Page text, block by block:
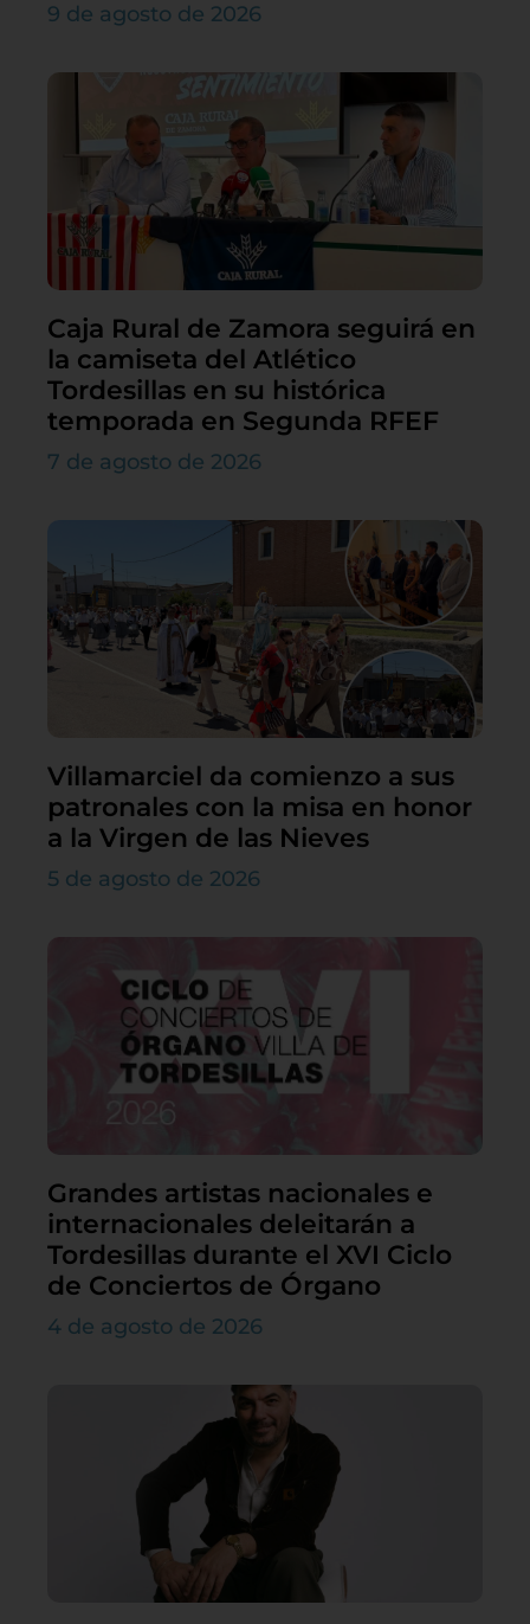
9 de agosto de 2026
Caja Rural de Zamora seguirá en
la camiseta del Atlético
Tordesillas en su histórica
temporada en Segunda RFEF
7 de agosto de 2026
Villamarciel da comienzo a sus
patronales con la misa en honor
a la Virgen de las Nieves
5 de agosto de 2026
Grandes artistas nacionales e
internacionales deleitarán a
Tordesillas durante el XVI Ciclo
de Conciertos de Órgano
4 de agosto de 2026